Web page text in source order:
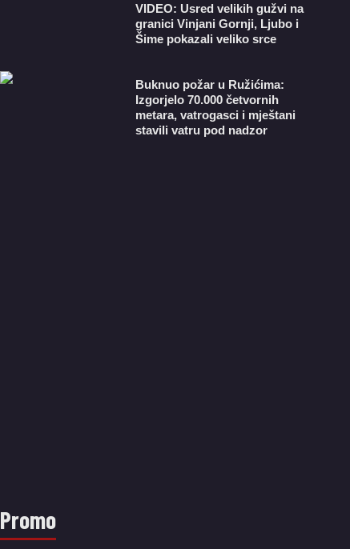
VIDEO: Usred velikih gužvi na
granici Vinjani Gornji, Ljubo i
Šime pokazali veliko srce
Buknuo požar u Ružićima:
Izgorjelo 70.000 četvornih
metara, vatrogasci i mještani
stavili vatru pod nadzor
Promo